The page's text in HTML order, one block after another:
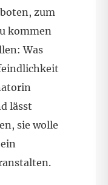
zum
kommen
Was
lässt
sie wolle